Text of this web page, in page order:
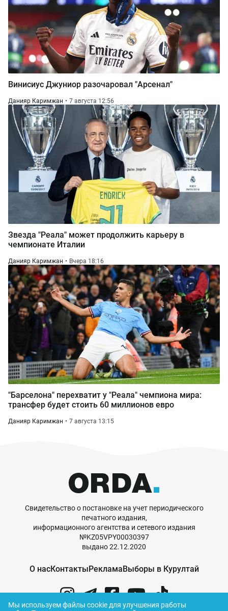
Винисиус Джуниор разочаровал "Арсенал"
Данияр Каримжан 7 августа 12:56
Звезда "Реала" может продолжить карьеру в
чемпионате Италии
Данияр Каримжан Вчера 18:16
"Барселона" перехватит у "Реала" чемпиона мира:
трансфер будет стоить 60 миллионов евро
Данияр Каримжан 7 августа 13:15
Свидетельство о постановке на учет периодического
печатного издания,
информационного агентства и сетевого издания
№KZ05VPY00030397
выдано 22.12.2020
О насКонтактыРекламаВыборы в Курултай
Мы используем файлы cookie для улучшения работы